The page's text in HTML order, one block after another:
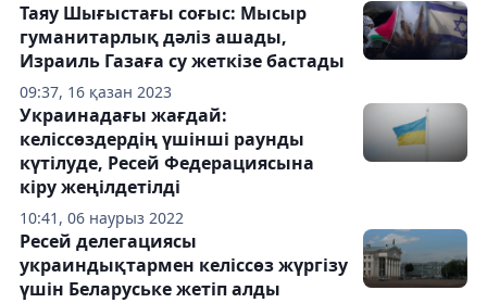
09:37, 16 қазан 2023
Таяу Шығыстағы соғыс: Мысыр
гуманитарлық дәліз ашады,
Израиль Газаға су жеткізе бастады
10:41, 06 наурыз 2022
Украинадағы жағдай:
келіссөздердің үшінші раунды
күтілуде, Ресей Федерациясына
кіру жеңілдетілді
Ресей делегациясы
украиндықтармен келіссөз жүргізу
үшін Беларуське жетіп алды